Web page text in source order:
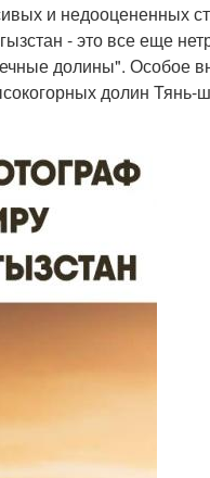
и недооцененных
- это все еще
долины". Особое
долин Тянь-